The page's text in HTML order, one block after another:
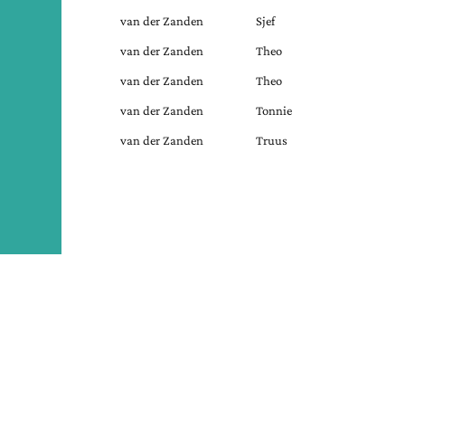
van der Zanden Sjef
van der Zanden Theo
van der Zanden Theo
van der Zanden Tonnie
van der Zanden Truus